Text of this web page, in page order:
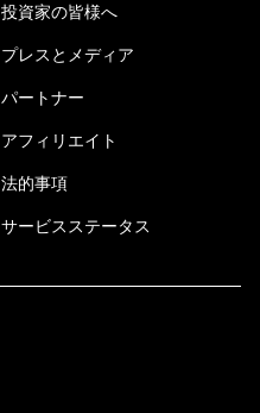
投資家の皆様へ
プレスとメディア
パートナー
アフィリエイト
法的事項
サービスステータス